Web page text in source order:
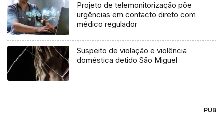
Projeto de telemonitorização põe
urgências em contacto direto com
médico regulador
Suspeito de violação e violência
doméstica detido São Miguel
PUB